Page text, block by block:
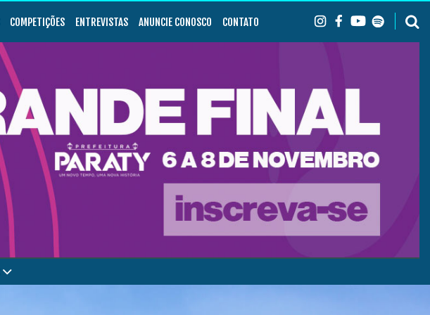
COMPETIÇÕES ENTREVISTAS ANUNCIE CONOSCO CONTATO